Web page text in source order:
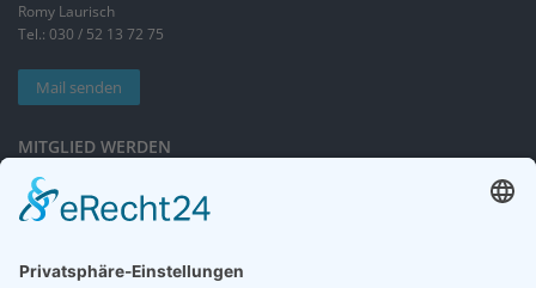
Romy Laurisch
Tel.: 030 / 52 13 72 75
Mail senden
MITGLIED WERDEN
Sieben gute Gründe
für Ihre Mitgliedschaft